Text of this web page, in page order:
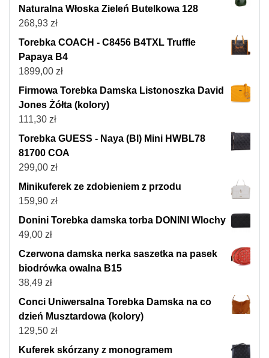
Naturalna Włoska Zieleń Butelkowa 128
268,93 zł
Torebka COACH - C8456 B4TXL Truffle
Papaya B4
1899,00 zł
Firmowa Torebka Damska Listonoszka David
Jones Żółta (kolory)
111,30 zł
Torebka GUESS - Naya (Bl) Mini HWBL78
81700 COA
299,00 zł
Minikuferek ze zdobieniem z przodu
159,90 zł
Donini Torebka damska torba DONINI Wlochy
49,00 zł
Czerwona damska nerka saszetka na pasek
biodrówka owalna B15
38,49 zł
Conci Uniwersalna Torebka Damska na co
dzień Musztardowa (kolory)
129,50 zł
Kuferek skórzany z monogramem